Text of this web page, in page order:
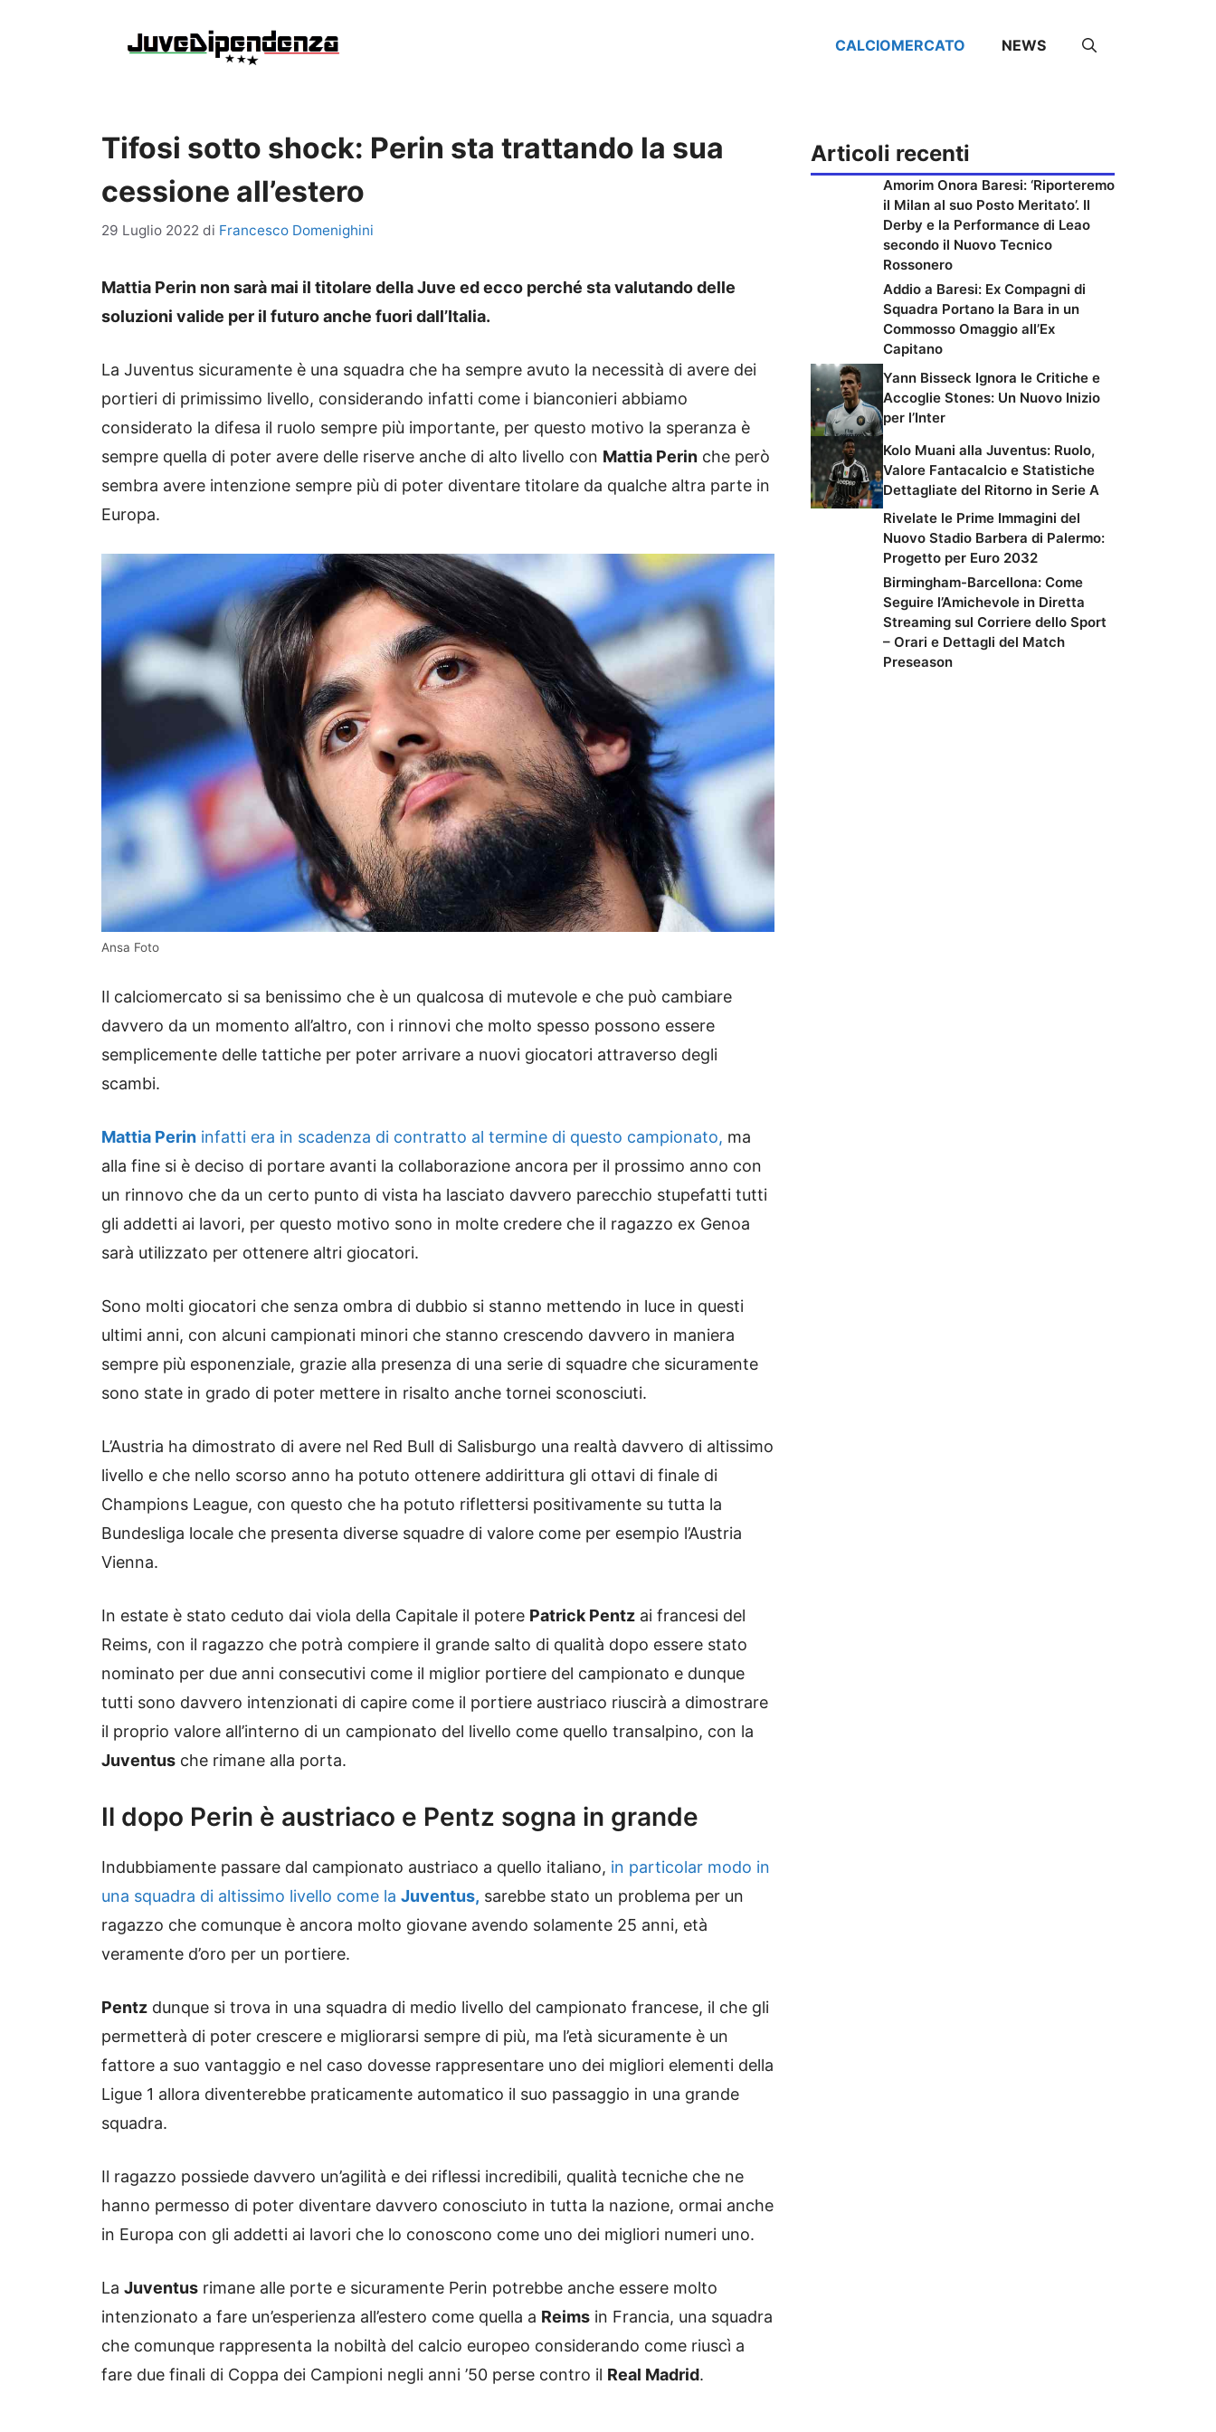
CALCIOMERCATO NEWS
Tifosi sotto shock: Perin sta trattando la sua
cessione all’estero
29 Luglio 2022 di Francesco Domenighini
Mattia Perin non sarà mai il titolare della Juve ed ecco perché sta valutando delle
soluzioni valide per il futuro anche fuori dall’Italia.
La Juventus sicuramente è una squadra che ha sempre avuto la necessità di avere dei
portieri di primissimo livello, considerando infatti come i bianconieri abbiamo
considerato la difesa il ruolo sempre più importante, per questo motivo la speranza è
sempre quella di poter avere delle riserve anche di alto livello con Mattia Perin che però
sembra avere intenzione sempre più di poter diventare titolare da qualche altra parte in
Europa.
Ansa Foto
Il calciomercato si sa benissimo che è un qualcosa di mutevole e che può cambiare
davvero da un momento all’altro, con i rinnovi che molto spesso possono essere
semplicemente delle tattiche per poter arrivare a nuovi giocatori attraverso degli
scambi.
Mattia Perin infatti era in scadenza di contratto al termine di questo campionato, ma
alla fine si è deciso di portare avanti la collaborazione ancora per il prossimo anno con
un rinnovo che da un certo punto di vista ha lasciato davvero parecchio stupefatti tutti
gli addetti ai lavori, per questo motivo sono in molte credere che il ragazzo ex Genoa
sarà utilizzato per ottenere altri giocatori.
Sono molti giocatori che senza ombra di dubbio si stanno mettendo in luce in questi
ultimi anni, con alcuni campionati minori che stanno crescendo davvero in maniera
sempre più esponenziale, grazie alla presenza di una serie di squadre che sicuramente
sono state in grado di poter mettere in risalto anche tornei sconosciuti.
L’Austria ha dimostrato di avere nel Red Bull di Salisburgo una realtà davvero di altissimo
livello e che nello scorso anno ha potuto ottenere addirittura gli ottavi di finale di
Champions League, con questo che ha potuto riflettersi positivamente su tutta la
Bundesliga locale che presenta diverse squadre di valore come per esempio l’Austria
Vienna.
In estate è stato ceduto dai viola della Capitale il potere Patrick Pentz ai francesi del
Reims, con il ragazzo che potrà compiere il grande salto di qualità dopo essere stato
nominato per due anni consecutivi come il miglior portiere del campionato e dunque
tutti sono davvero intenzionati di capire come il portiere austriaco riuscirà a dimostrare
il proprio valore all’interno di un campionato del livello come quello transalpino, con la
Juventus che rimane alla porta.
Il dopo Perin è austriaco e Pentz sogna in grande
Indubbiamente passare dal campionato austriaco a quello italiano, in particolar modo in
una squadra di altissimo livello come la Juventus, sarebbe stato un problema per un
ragazzo che comunque è ancora molto giovane avendo solamente 25 anni, età
veramente d’oro per un portiere.
Pentz dunque si trova in una squadra di medio livello del campionato francese, il che gli
permetterà di poter crescere e migliorarsi sempre di più, ma l’età sicuramente è un
fattore a suo vantaggio e nel caso dovesse rappresentare uno dei migliori elementi della
Ligue 1 allora diventerebbe praticamente automatico il suo passaggio in una grande
squadra.
Il ragazzo possiede davvero un’agilità e dei riflessi incredibili, qualità tecniche che ne
hanno permesso di poter diventare davvero conosciuto in tutta la nazione, ormai anche
in Europa con gli addetti ai lavori che lo conoscono come uno dei migliori numeri uno.
La Juventus rimane alle porte e sicuramente Perin potrebbe anche essere molto
intenzionato a fare un’esperienza all’estero come quella a Reims in Francia, una squadra
che comunque rappresenta la nobiltà del calcio europeo considerando come riuscì a
fare due finali di Coppa dei Campioni negli anni ’50 perse contro il Real Madrid.
Articoli recenti
Amorim Onora Baresi: ‘Riporteremo
il Milan al suo Posto Meritato’. Il
Derby e la Performance di Leao
secondo il Nuovo Tecnico
Rossonero
Addio a Baresi: Ex Compagni di
Squadra Portano la Bara in un
Commosso Omaggio all’Ex
Capitano
Yann Bisseck Ignora le Critiche e
Accoglie Stones: Un Nuovo Inizio
per l’Inter
Kolo Muani alla Juventus: Ruolo,
Valore Fantacalcio e Statistiche
Dettagliate del Ritorno in Serie A
Rivelate le Prime Immagini del
Nuovo Stadio Barbera di Palermo:
Progetto per Euro 2032
Birmingham-Barcellona: Come
Seguire l’Amichevole in Diretta
Streaming sul Corriere dello Sport
– Orari e Dettagli del Match
Preseason